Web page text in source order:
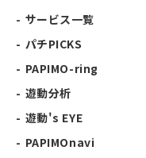
サービス一覧
パチPICKS
PAPIMO-ring
遊動分析
遊動's EYE
PAPIMOnavi